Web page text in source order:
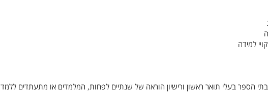
למידה
בבתי הספר בעלי תואר ראשון ורישיון הוראה של שנתיים לפחות, המלמדים או מתעתדים ללמד